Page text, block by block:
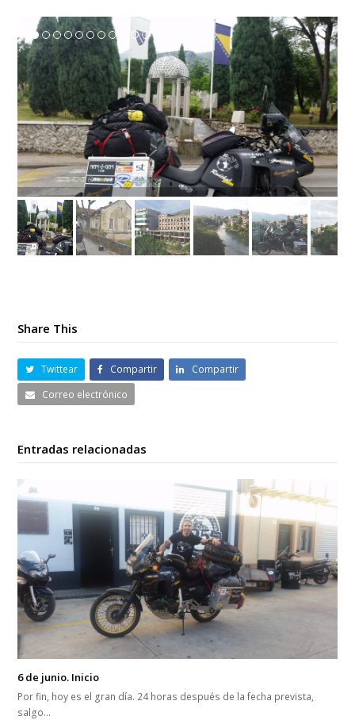
Share This
Twittear Compartir
Compartir
Correo electrónico
Entradas relacionadas
6 de junio. Inicio
Por fin, hoy es el gran día. 24 horas después de la fecha prevista,
salgo…